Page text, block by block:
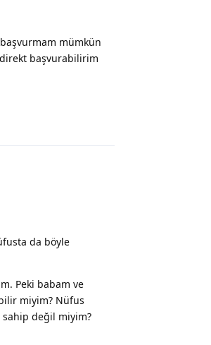
mümkün
başvurabilirim
da böyle
Peki babam ve
miyim? Nüfus
değil miyim?